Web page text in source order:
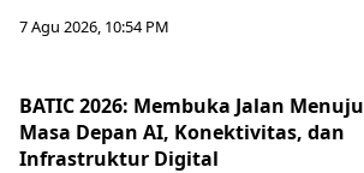
7 Agu 2026, 10:54 PM
BATIC 2026: Membuka Jalan Menuju
Masa Depan AI, Konektivitas, dan
Infrastruktur Digital